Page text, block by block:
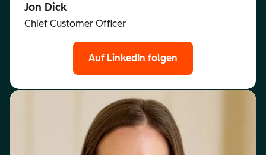
Jon Dick
Chief Customer Officer
Auf LinkedIn folgen